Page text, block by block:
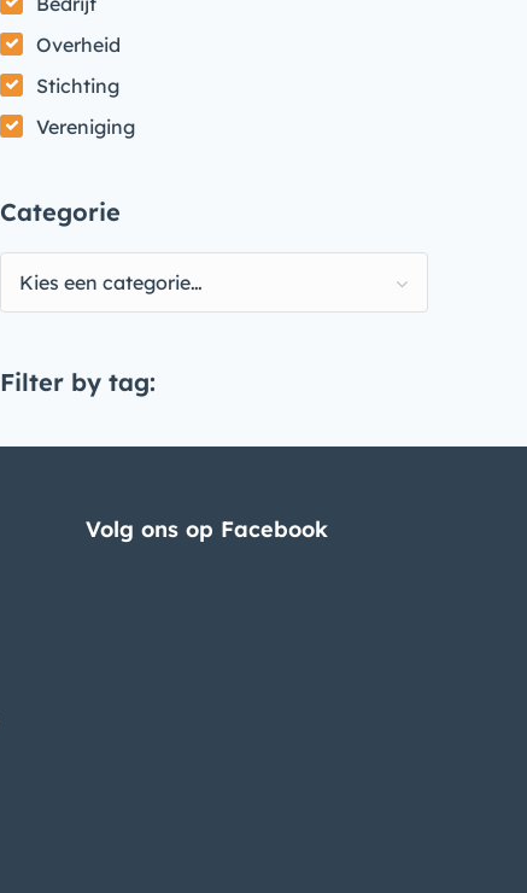
Overheid
Stichting
Vereniging
Categorie
Kies een categorie…
Filter by tag:
Volg ons op Facebook